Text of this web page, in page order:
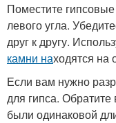
Поместите
левого угла.
друг к другу.
камни находятся на
Если вам нужно
для гипса.
были одинаковой